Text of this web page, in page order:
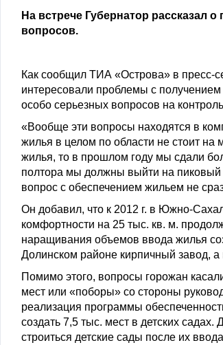
На встрече Губернатор рассказал
вопросов.
Как сообщил ТИА «Острова» в пресс-
интересовали проблемы с
особо серьезных вопросов на
«Вообще эти вопросы находятся в
жилья в целом по области не стоит на
жилья, то в прошлом году мы сдали
полтора мы должны выйти на пиковый
вопрос с обеспечением жильем не
Он добавил, что к 2012 г. в Южно-
комфортности на 25 тыс. кв. м.
наращивания объемов ввода жилья
Долинском районе кирпичный завод,
Помимо этого, вопросы горожан
мест или «поборы» со стороны
реализация программы
создать 7,5 тыс. мест в детских
строиться детские сады после их